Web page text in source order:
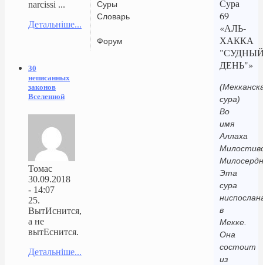
Суры
Словарь
Форум
Сура
69
«АЛЬ-
ХАККА
ДЕНЬ"»
сура)
Во
имя
Аллаха
Эта
сура
в
Мекке.
Она
состоит
из
narcissi ...
Детальніше...
30
неписанных
законов
Вселенной
Томас
30.09.2018
- 14:07
25.
ВытИснится,
а не
вытЕснится.
Детальніше...